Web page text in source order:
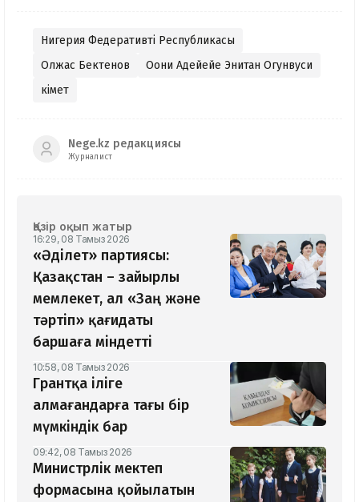
Нигерия Федеративті Республикасы
Олжас Бектенов
Оони Адейейе Энитан Огунвуси
Үкімет
Nege.kz редакциясы
Журналист
Қазір оқып жатыр
16:29, 08 Тамыз 2026
«Әділет» партиясы:
Қазақстан – зайырлы
мемлекет, ал «Заң және
тәртіп» қағидаты
баршаға міндетті
10:58, 08 Тамыз 2026
Грантқа іліге
алмағандарға тағы бір
мүмкіндік бар
09:42, 08 Тамыз 2026
Министрлік мектеп
формасына қойылатын